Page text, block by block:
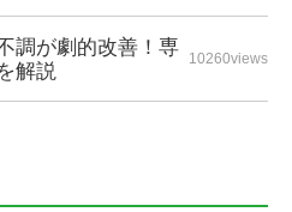
調が劇的改善！専
解説
10260views